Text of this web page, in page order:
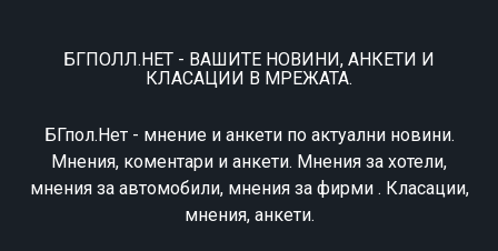
БГПОЛЛ.НЕТ - ВАШИТЕ НОВИНИ, АНКЕТИ И
КЛАСАЦИИ В МРЕЖАТА.
БГпол.Нет - мнение и анкети по актуални новини.
Мнения, коментари и анкети. Мнения за хотели,
мнения за автомобили, мнения за фирми . Класации,
мнения, анкети.